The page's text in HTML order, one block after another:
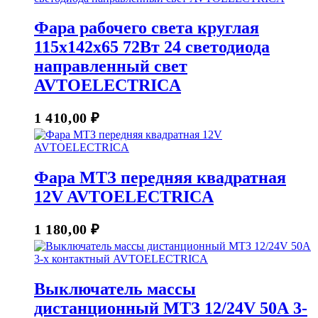
Фара рабочего света круглая
115х142х65 72Вт 24 светодиода
направленный свет
AVTOELECTRICA
1 410,00₽
Фара МТЗ передняя квадратная
12V AVTOELECTRICA
1 180,00₽
Выключатель массы
дистанционный МТЗ 12/24V 50А 3-